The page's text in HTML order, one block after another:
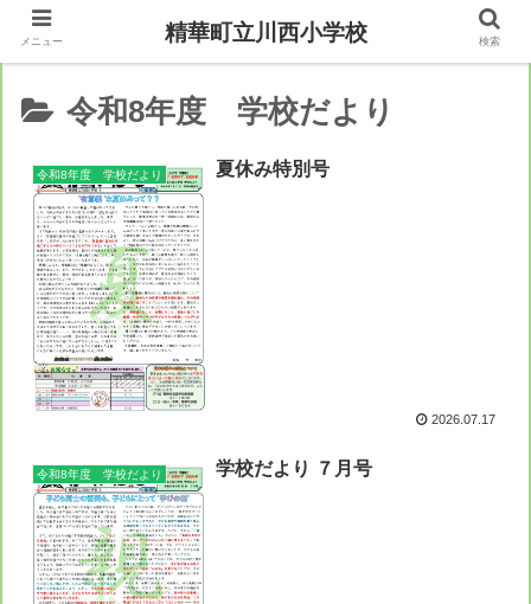
令和8年度 学校だより
令和8年度 学校だより 夏休み特別号
2026.07.17
令和8年度 学校だより 学校だより ７月号
メニュー 精華町立川西小学校 検索